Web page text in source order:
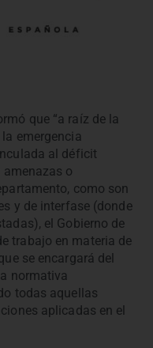
que “a raíz de la
emergencia
al déficit
o
como son
y de interfase (donde
el Gobierno de
trabajo en materia de
se encargará del
normativa
todas aquellas
aplicadas en el